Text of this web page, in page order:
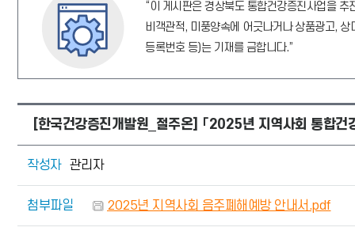
“이 게시판은 경상북도 통합건강증진사업을
비객관적, 미풍양속에 어긋나거나 상품광고,
등록번호 등)는 기재를 금합니다.”
[한국건강증진개발원_절주온] 「2025년 지역사회 통합건
작성자 관리자
첨부파일 2025년 지역사회 음주폐해예방 안내서.pdf